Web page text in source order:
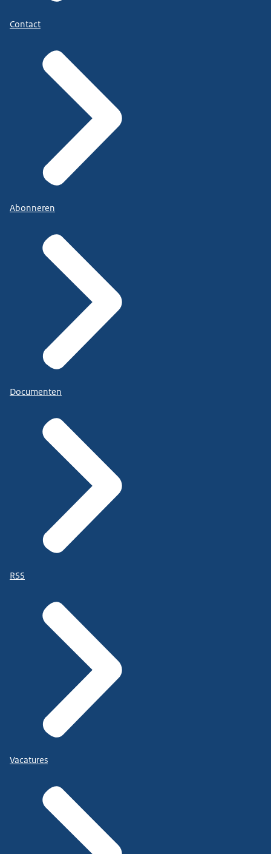
Contact
Abonneren
Documenten
RSS
Vacatures